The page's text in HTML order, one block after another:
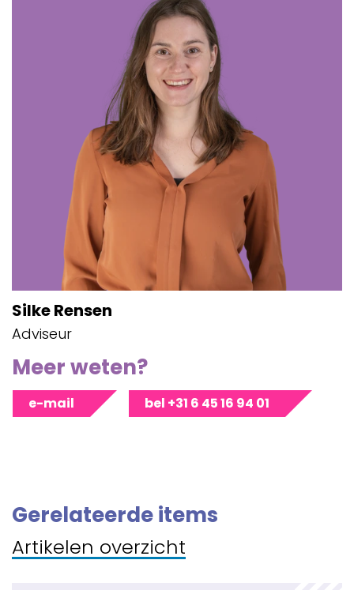
Silke Rensen
Adviseur
Meer weten?
e-mail bel +31 6 45 16 94 01
Gerelateerde items
Artikelen overzicht